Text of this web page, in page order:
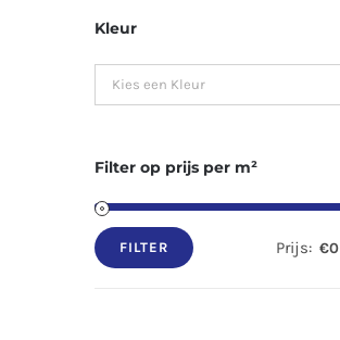
Kleur
Filter op prijs per m²
Min.
Max.
FILTER Prijs: €0